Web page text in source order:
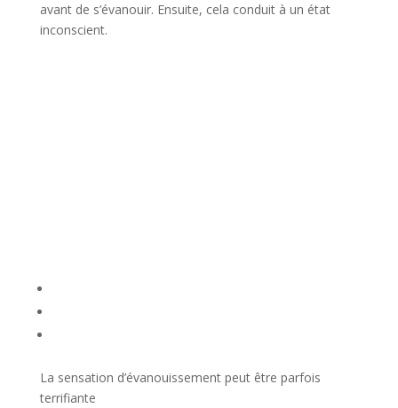
avant de s’évanouir. Ensuite, cela conduit à un état
inconscient.
La sensation d’évanouissement peut être parfois
terrifiante